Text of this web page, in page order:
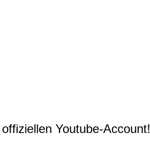
Youtube-Account!